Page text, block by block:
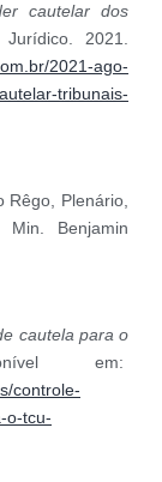
cautelar dos
2021.
2021-ago-
tribunais-
Rêgo, Plenário,
Benjamin
cautela para o
em:
controle-
o-tcu-